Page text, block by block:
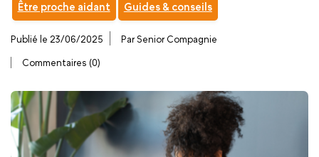
Être proche aidant Guides & conseils
Publié le 23/06/2025 Par Senior Compagnie
Commentaires (0)